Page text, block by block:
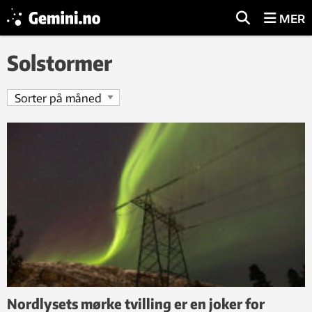
MER
Solstormer
Nordlysets mørke tvilling er en joker for